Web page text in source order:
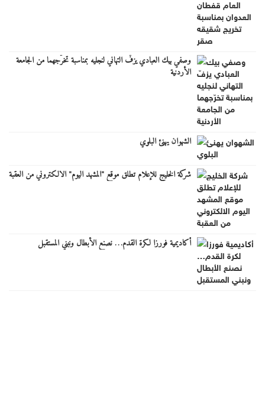
وصفي بيك العبادي يزفّ التهاني لنجليه بمناسبة تخرّجهما من الجامعة
الأردنية
الشهوان يهنئ البلوي
شركة الخليج للإعلام تطلق موقع "المشهد اليوم" الالكتروني من العقبة
أكاديمية فورزا لكرة القدم… نصنع الأبطال ونبني المستقبل